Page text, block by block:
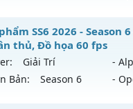
Reset In Game
Mu Nguyên bản
KHÔNG THỂ HACK
Thanh Long - Ép
mới ra tháng 08 2026
200x - Drop: 35%
SS6 2026 - Season
thủ, Đồ họa 60 fps
Giải Trí -
Bản:
Season 6 -